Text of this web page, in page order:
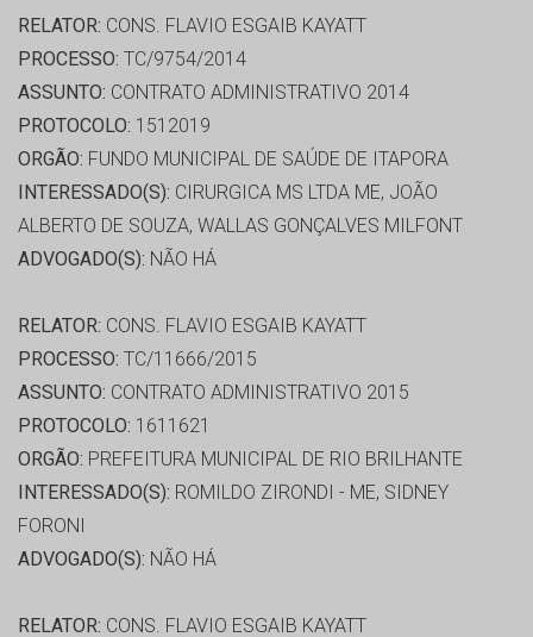
RELATOR: CONS. FLAVIO ESGAIB KAYATT
PROCESSO: TC/9754/2014
ASSUNTO: CONTRATO ADMINISTRATIVO 2014
PROTOCOLO: 1512019
ORGÃO: FUNDO MUNICIPAL DE SAÚDE DE ITAPORA
INTERESSADO(S): CIRURGICA MS LTDA ME, JOÃO
ALBERTO DE SOUZA, WALLAS GONÇALVES MILFONT
ADVOGADO(S): NÃO HÁ
RELATOR: CONS. FLAVIO ESGAIB KAYATT
PROCESSO: TC/11666/2015
ASSUNTO: CONTRATO ADMINISTRATIVO 2015
PROTOCOLO: 1611621
ORGÃO: PREFEITURA MUNICIPAL DE RIO BRILHANTE
INTERESSADO(S): ROMILDO ZIRONDI - ME, SIDNEY
FORONI
ADVOGADO(S): NÃO HÁ
RELATOR: CONS. FLAVIO ESGAIB KAYATT